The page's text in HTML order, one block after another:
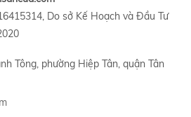
Do sở Kế Hoạch và Đầu Tư
Tông, phường Hiệp Tân, quận Tân